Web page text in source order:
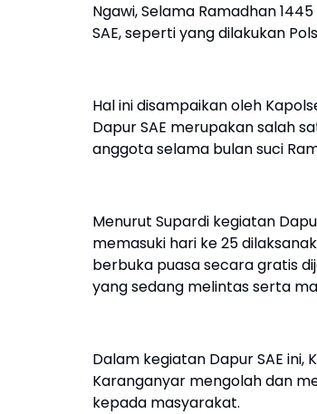
Ngawi, Selama Ramadhan
SAE, seperti yang dilakukan
Hal ini disampaikan oleh
Dapur SAE merupakan salah
anggota selama bulan suci
Menurut Supardi kegiatan
memasuki hari ke 25
berbuka puasa secara gratis
yang sedang melintas serta
Dalam kegiatan Dapur SAE
Karanganyar mengolah dan
kepada masyarakat.